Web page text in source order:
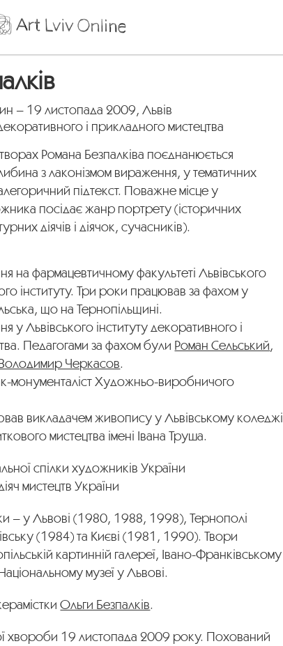
– 19 листопада 2009, Львів
і прикладного мистецтва
Романа Безпалківа поєднанюється
з лаконізмом вираження, у тематичних
підтекст. Поважне місце у
посідає жанр портрету (історичних
діячів і діячок, сучасників).
на фармацевтичному факультеті Львівського
інституту. Три роки працював за фахом у
що на Тернопільщині.
у Львівського інституту декоративного і
Педагогами за фахом були Роман Сельський,
Черкасов.
монументаліст Художньо-виробничого
викладачем живопису у Львівському коледжі
мистецтва імені Івана Труша.
спілки художників України
мистецтв України
– у Львові (1980, 1988, 1998), Тернополі
(1984) та Києві (1981, 1990). Твори
картинній галереї, Івано-Франківському
музеї у Львові.
Ольги Безпалків.
хвороби 19 листопада 2009 року. Похований